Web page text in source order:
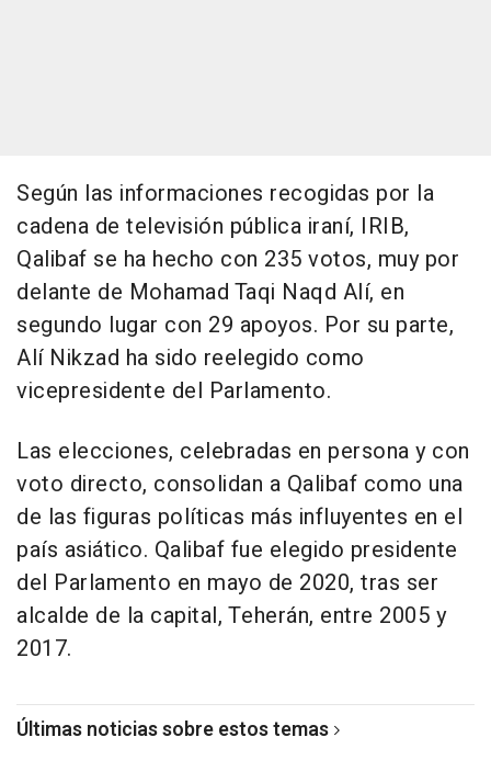
Según las informaciones recogidas por la
cadena de televisión pública iraní, IRIB,
Qalibaf se ha hecho con 235 votos, muy por
delante de Mohamad Taqi Naqd Alí, en
segundo lugar con 29 apoyos. Por su parte,
Alí Nikzad ha sido reelegido como
vicepresidente del Parlamento.
Las elecciones, celebradas en persona y con
voto directo, consolidan a Qalibaf como una
de las figuras políticas más influyentes en el
país asiático. Qalibaf fue elegido presidente
del Parlamento en mayo de 2020, tras ser
alcalde de la capital, Teherán, entre 2005 y
2017.
Últimas noticias sobre estos temas